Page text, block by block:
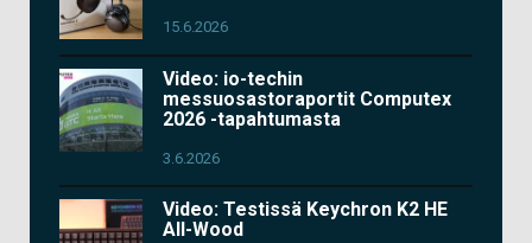
15.6.2026
Video: io-techin
messuosastoraportit Computex
2026 -tapahtumasta
3.6.2026
Video: Testissä Keychron K2 HE
All-Wood